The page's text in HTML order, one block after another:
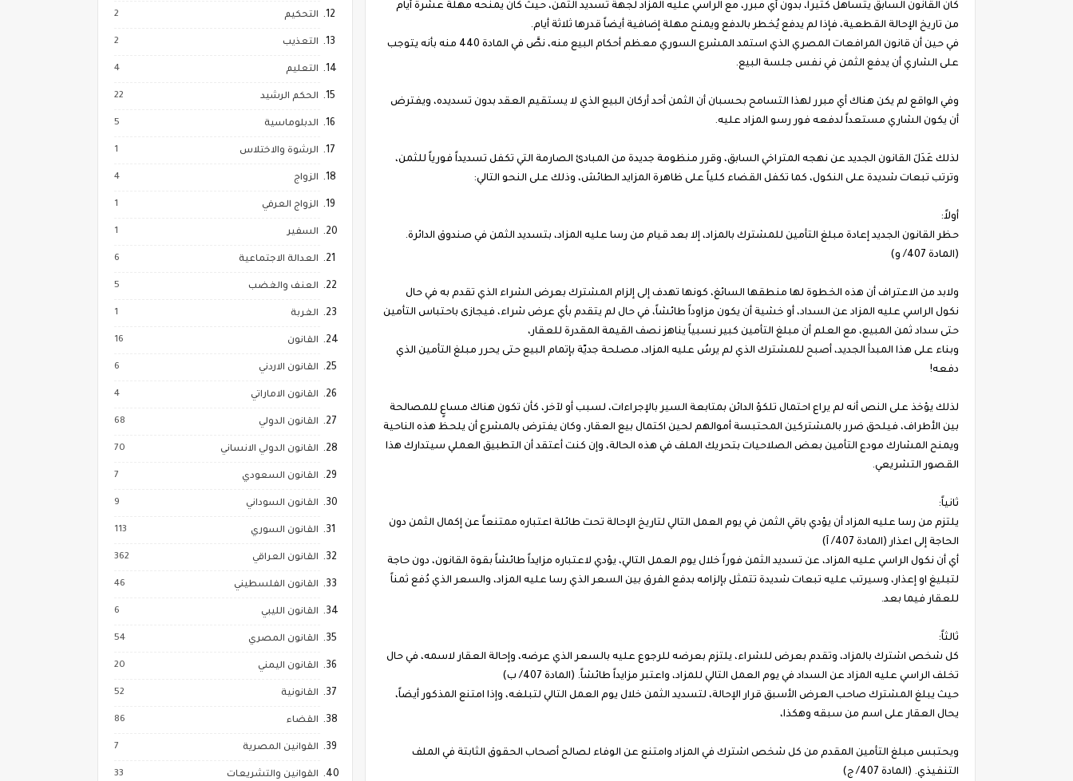
كان القانون السابق يتساهل كثيراً، بدون أي مبرر، مع الراسي عليه المزاد لجهة تسديد الثمن، حيث كان يمنحه مهلة عشرة أيام
من تاريخ الإحالة القطعية، فإذا لم يدفع يُخطر بالدفع ويمنح مهلة إضافية أيضاً قدرها ثلاثة أيام.
في حين أن قانون المرافعات المصري الذي استمد المشرع السوري معظم أحكام البيع منه، نصَّ في المادة 440 منه بأنه يتوجب
على الشاري أن يدفع الثمن في نفس جلسة البيع.
وفي الواقع لم يكن هناك أي مبرر لهذا التسامح بحسبان أن الثمن أحد أركان البيع الذي لا يستقيم العقد بدون تسديده، ويفترض
أن يكون الشاري مستعداً لدفعه فور رسو المزاد عليه.
لذلك عَدَلَ القانون الجديد عن نهجه المتراخي السابق، وقرر منظومة جديدة من المبادئ الصارمة التي تكفل تسديداً فورياً للثمن،
وترتب تبعات شديدة على النكول، كما تكفل القضاء كلياً على ظاهرة المزايد الطائش، وذلك على النحو التالي:
أولاً:
حظر القانون الجديد إعادة مبلغ التأمين للمشترك بالمزاد، إلا بعد قيام من رسا عليه المزاد، بتسديد الثمن في صندوق الدائرة.
(المادة 407/ و)
ولابد من الاعتراف أن هذه الخطوة لها منطقها السائغ، كونها تهدف إلى إلزام المشترك بعرض الشراء الذي تقدم به في حال
نكول الراسي عليه المزاد عن السداد، أو خشية أن يكون مزاوداً طائشاً، في حال لم يتقدم بأي عرض شراء، فيجازى باحتباس التأمين
حتى سداد ثمن المبيع، مع العلم أن مبلغ التأمين كبير نسبياً يناهز نصف القيمة المقدرة للعقار،
وبناء على هذا المبدأ الجديد، أصبح للمشترك الذي لم يرسُ عليه المزاد، مصلحة جديّة بإتمام البيع حتى يحرر مبلغ التأمين الذي
دفعه!
لذلك يؤخذ على النص أنه لم يراع احتمال تلكؤ الدائن بمتابعة السير بالإجراءات، لسبب أو لآخر، كأن تكون هناك مساعٍ للمصالحة
بين الأطراف، فيلحق ضرر بالمشتركين المحتبسة أموالهم لحين اكتمال بيع العقار، وكان يفترض بالمشرع أن يلحظ هذه الناحية
ويمنح المشارك مودع التأمين بعض الصلاحيات بتحريك الملف في هذه الحالة، وإن كنت أعتقد أن التطبيق العملي سيتدارك هذا
القصور التشريعي.
ثانياً:
يلتزم من رسا عليه المزاد أن يؤدي باقي الثمن في يوم العمل التالي لتاريخ الإحالة تحت طائلة اعتباره ممتنعاً عن إكمال الثمن دون
الحاجة إلى اعذار (المادة 407/ آ)
أي أن نكول الراسي عليه المزاد، عن تسديد الثمن فوراً خلال يوم العمل التالي، يؤدي لاعتباره مزايداً طائشاً بقوة القانون، دون حاجة
لتبليغ او إعذار، وسيرتب عليه تبعات شديدة تتمثل بإلزامه بدفع الفرق بين السعر الذي رسا عليه المزاد، والسعر الذي دُفع ثمناً
للعقار فيما بعد.
ثالثاً:
كل شخص اشترك بالمزاد، وتقدم بعرض للشراء، يلتزم بعرضه للرجوع عليه بالسعر الذي عرضه، وإحالة العقار لاسمه، في حال
تخلف الراسي عليه المزاد عن السداد في يوم العمل التالي للمزاد، واعتبر مزايداً طائشاً. (المادة 407/ ب)
حيث يبلغ المشترك صاحب العرض الأسبق قرار الإحالة، لتسديد الثمن خلال يوم العمل التالي لتبلغه، وإذا امتنع المذكور أيضاً،
يحال العقار على اسم من سبقه وهكذا،
ويحتبس مبلغ التأمين المقدم من كل شخص اشترك في المزاد وامتنع عن الوفاء لصالح أصحاب الحقوق الثابتة في الملف
التنفيذي. (المادة 407/ ج)
التحكيم 2
التعذيب 2
التعليم 4
الحكم الرشيد 22
الدبلوماسية 5
الرشوة والاختلاس 1
الزواج 4
الزواج العرفي 1
السفير 1
العدالة الاجتماعية 6
العنف والغضب 5
الغربة 1
القانون 16
القانون الاردني 6
القانون الاماراتي 4
القانون الدولي 68
القانون الدولي الانساني 70
القانون السعودي 7
القانون السوداني 9
القانون السوري 113
القانون العراقي 362
القانون الفلسطيني 46
القانون الليبي 6
القانون المصري 54
القانون اليمني 20
القانونية 52
القضاء 86
القوانين المصرية 7
القوانين والتشريعات 33